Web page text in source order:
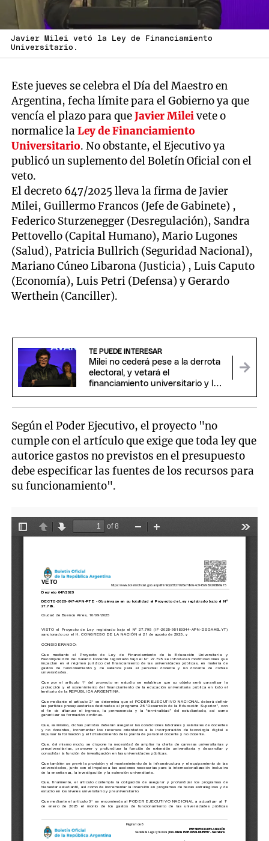
Javier Milei vetó la Ley de Financiamiento
Universitario.
Este jueves se celebra el Día del Maestro en
Argentina, fecha límite para el Gobierno ya que
vencía el plazo para queJavier Mileivete o
normalice laLey de Financiamiento
Universitario. No obstante, el Ejecutivo ya
publicó un suplemento del Boletín Oficial con el
veto.
El decreto 647/2025 lleva la firma de Javier
Milei, Guillermo Francos (Jefe de Gabinete) ,
Federico Sturzenegger (Desregulación), Sandra
Pettovello (Capital Humano), Mario Lugones
(Salud), Patricia Bullrich (Seguridad Nacional),
Mariano Cúneo Libarona (Justicia) , Luis Caputo
(Economía), Luis Petri (Defensa) y Gerardo
Werthein (Canciller).
TE PUEDE INTERESAR
Milei no cederá pese a la derrota
electoral, y vetará el
financiamiento universitario y la
Según el Poder Ejecutivo, el proyecto "no
cumple con el artículo que exige que toda ley que
autorice gastos no previstos en el presupuesto
debe especificar las fuentes de los recursos para
su funcionamiento".